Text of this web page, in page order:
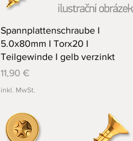
Schnellansicht
Spannplattenschraube I
5.0x80mm I Torx20 I
Teilgewinde I gelb verzinkt
Preis
11,90 €
inkl. MwSt.